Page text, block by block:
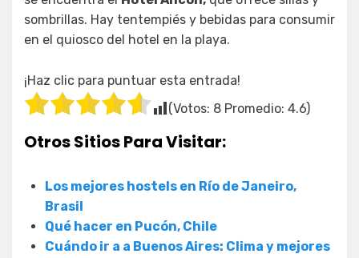
sombrillas. Hay tentempiés y bebidas para consumir
en el quiosco del hotel en la playa.
¡Haz clic para puntuar esta entrada!
(Votos: 8 Promedio: 4.6)
Otros Sitios Para Visitar:
Los mejores hostels en Río de Janeiro,
Brasil
Qué hacer en Pucón, Chile
Cuándo ir a a Buenos Aires: Clima y mejores